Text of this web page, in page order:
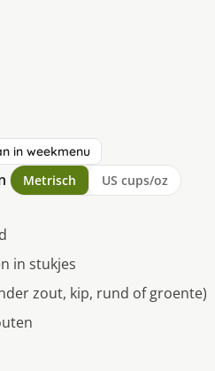
in weekmenu
Metrisch US cups/oz
in stukjes
zout, kip, rund of groente)